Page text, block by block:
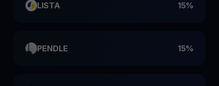
LISTA 15%
PENDLE 15%